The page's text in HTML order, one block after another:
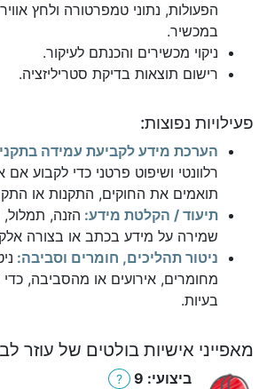
הפעולות, נתוני טמפרטורה ולחץ
במכשיר.
ניקוי מכשירים והכנתם לעיקור.
רישום תוצאות בדיקת סטריליזציה.
פעילויות נפוצות:
הערכת מידע לקביעת עמידה
רלוונטי ושיפוט פרטני כדי לקבוע אם
תואמים את החוקים, התקנות או
תיעוד / הקלטת מידע: הזנה,
שמירה על מידע בכתב או בצורה
ניטור תהליכים, חומרים וסביבה:
מחומרים, אירועים או מהסביבה,
בעיות.
מאפייני אישיות בולטים של עוזר
ביצועי: 9 ?